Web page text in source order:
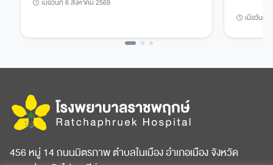
เมื่อวันที่ 6 สิงหาคม 2569
เมื่อวันที่
456 หมู่ 14 ถนนมิตรภาพ ตำบลในเมือง อำเภอเมือง จังหวัด